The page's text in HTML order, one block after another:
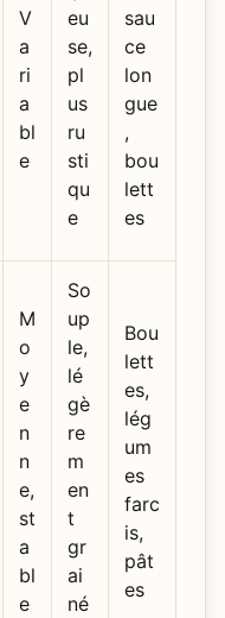
V
a
ri
a
bl
e
eu
se,
pl
us
ru
sti
qu
e
sau
ce
lon
gue
,
bou
lett
es
M
o
y
e
n
n
e,
st
a
bl
e
So
up
le,
lé
gè
re
m
en
t
gr
ai
né
Bou
lett
es,
lég
um
es
farc
is,
pât
es